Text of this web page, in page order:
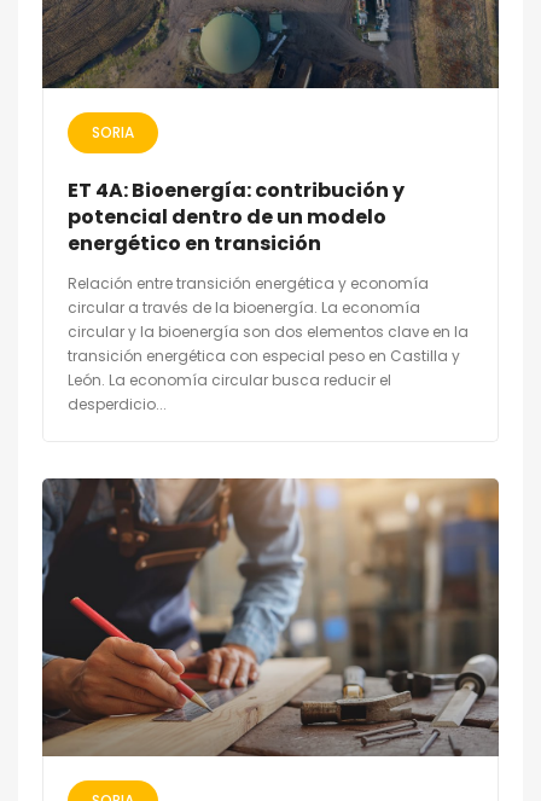
SORIA
ET 4A: Bioenergía: contribución y
potencial dentro de un modelo
energético en transición
Relación entre transición energética y economía
circular a través de la bioenergía. La economía
circular y la bioenergía son dos elementos clave en la
transición energética con especial peso en Castilla y
León. La economía circular busca reducir el
desperdicio...